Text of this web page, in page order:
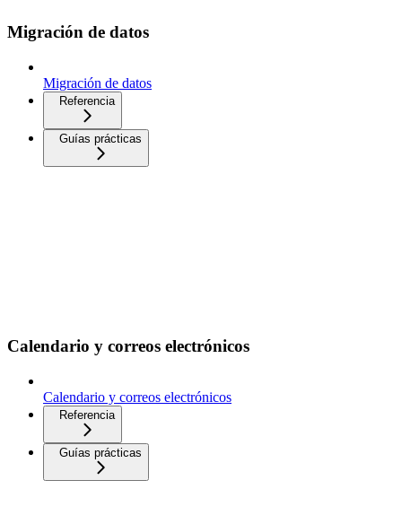
Migración de datos
Migración de datos
Referencia
Guías prácticas
Calendario y correos electrónicos
Calendario y correos electrónicos
Referencia
Guías prácticas